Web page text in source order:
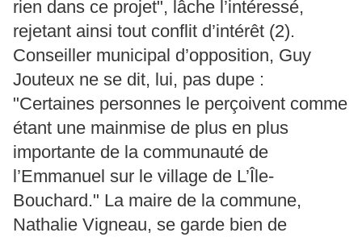
rien dans ce projet", lâche l’intéressé,
rejetant ainsi tout conflit d’intérêt (2).
Conseiller municipal d’opposition, Guy
Jouteux ne se dit, lui, pas dupe :
"Certaines personnes le perçoivent comme
étant une mainmise de plus en plus
importante de la communauté de
l’Emmanuel sur le village de L’Île-
Bouchard." La maire de la commune,
Nathalie Vigneau, se garde bien de